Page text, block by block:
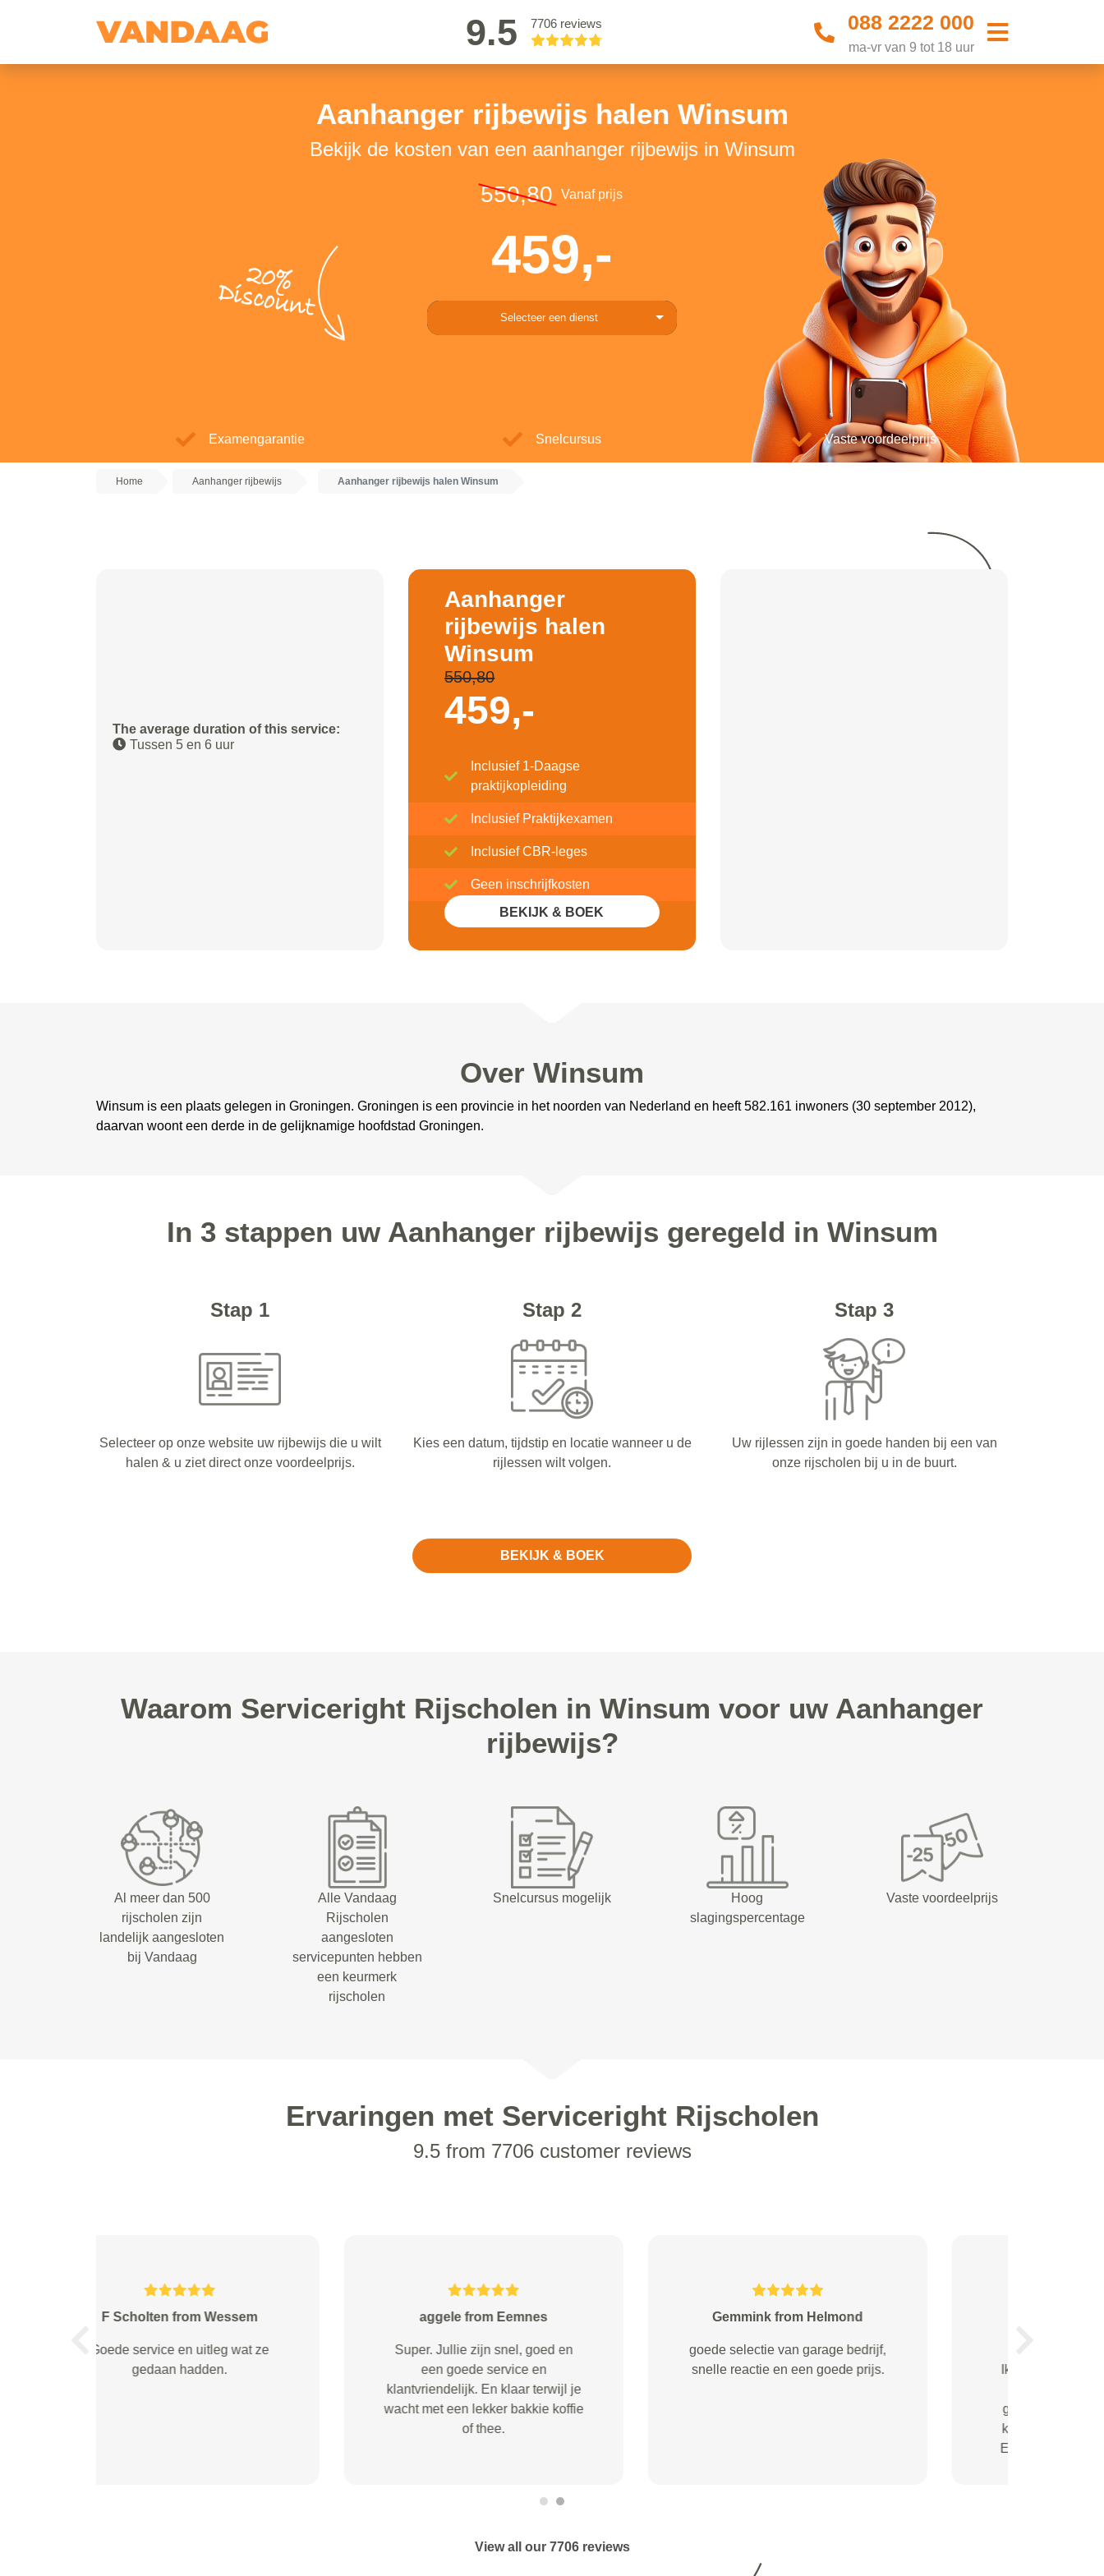
9.5 7706 reviews 088 2222 000
ma-vr van 9 tot 18 uur
Aanhanger rijbewijs halen Winsum
Bekijk de kosten van een aanhanger rijbewijs in Winsum
20%
Discount
550,80 Vanaf prijs
459,-
Selecteer een dienst
Examengarantie Snelcursus Vaste voordeelprijs
Home Aanhanger rijbewijs Aanhanger rijbewijs halen Winsum
The average duration of this service:
Tussen 5 en 6 uur
Aanhanger
rijbewijs halen
Winsum
550,80
459,-
Inclusief 1-Daagse
praktijkopleiding
Inclusief Praktijkexamen
Inclusief CBR-leges
Geen inschrijfkosten
Inclusief 20% Korting
BEKIJK & BOEK
Over Winsum
Winsum is een plaats gelegen in Groningen. Groningen is een provincie in het noorden van Nederland en heeft 582.161 inwoners (30 september 2012),
daarvan woont een derde in de gelijknamige hoofdstad Groningen.
In 3 stappen uw Aanhanger rijbewijs geregeld in Winsum
Stap 1
Selecteer op onze website uw rijbewijs die u wilt
halen & u ziet direct onze voordeelprijs.
Stap 2
Kies een datum, tijdstip en locatie wanneer u de
rijlessen wilt volgen.
Stap 3
Uw rijlessen zijn in goede handen bij een van
onze rijscholen bij u in de buurt.
BEKIJK & BOEK
Waarom Serviceright Rijscholen in Winsum voor uw Aanhanger
rijbewijs?
Al meer dan 500
rijscholen zijn
landelijk aangesloten
bij Vandaag
Alle Vandaag
Rijscholen
aangesloten
servicepunten hebben
een keurmerk
rijscholen
Snelcursus mogelijk
Hoog
slagingspercentage
Vaste voordeelprijs
Ervaringen met Serviceright Rijscholen
9.5 from 7706 customer reviews
Gemmink from Helmond
goede selectie van garage bedrijf,
snelle reactie en een goede prijs.
C van Harselaar from
Ik kreeg snel reactie vn Service
Right. Er werd een garage
gezocht en deze reageerde na
korte tijd. De garage, Jawes uit
ENGELSMA from Almere
Goede en snelle service Prettige
vakkundige mensen
Previous
View all our 7706 reviews